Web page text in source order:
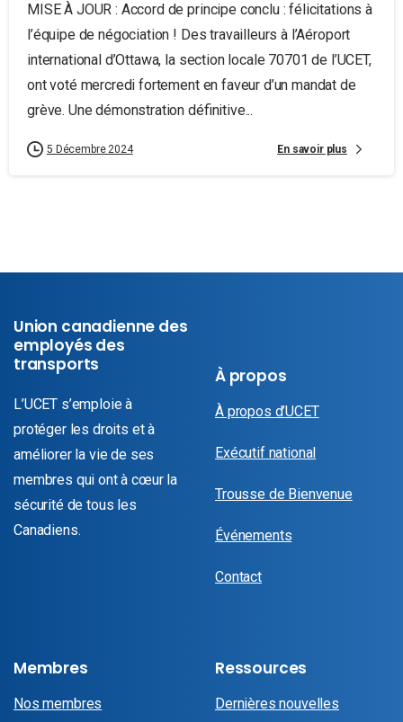
MISE À JOUR : Accord de principe conclu : félicitations à
l’équipe de négociation ! Des travailleurs à l’Aéroport
international d’Ottawa, la section locale 70701 de l’UCET,
ont voté mercredi fortement en faveur d’un mandat de
grève. Une démonstration définitive...
5 Décembre 2024 En savoir plus
Union canadienne des
employés des
transports
L’UCET s’emploie à
protéger les droits et à
améliorer la vie de ses
membres qui ont à cœur la
sécurité de tous les
Canadiens.
À propos
À propos d’UCET
Exécutif national
Trousse de Bienvenue
Événements
Contact
Membres
Nos membres
Ressources
Dernières nouvelles